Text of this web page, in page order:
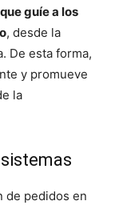
guíe a los
, desde la
De esta forma,
y promueve
la
de pedidos en